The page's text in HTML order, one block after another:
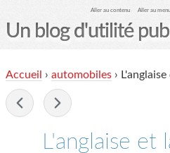
Aller au contenu Aller au menu
Un blog d'utilité
le Glob qui
Page de
Accueil › automobiles ›
L'anglaise et